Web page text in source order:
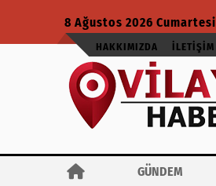
8 Ağustos 2026 Cumartesi
HAKKIMIZDA İLETIŞIM
GÜNDEM